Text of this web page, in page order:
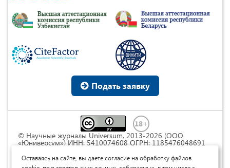
Подать заявку
© Научные журналы Universum, 2013-2026 (ООО
«Юниверсум») ИНН: 5410074608 ОГРН: 1185476048691
Commons « Attribution» («Атрибуция») 4.0
Непортированная
Оставаясь на сайте, вы даете согласие на обработку файлов